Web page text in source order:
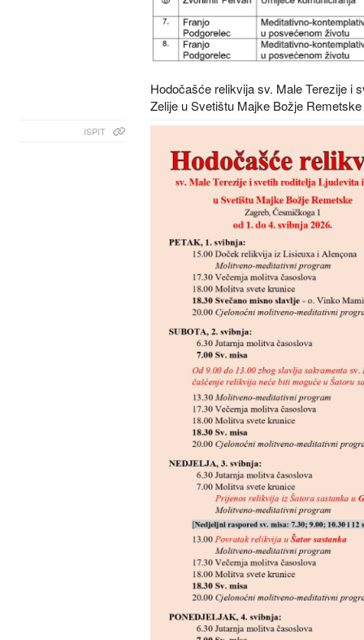
Hodočašće relikvija sv. Male Terezije i
Zelije u Svetištu Majke Božje Remetske
ISPIT